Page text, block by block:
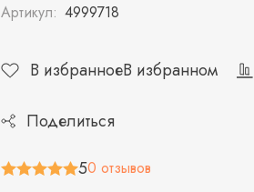
Артикул: 4999718
В избранноеВ избранном
Поделиться
50 отзывов